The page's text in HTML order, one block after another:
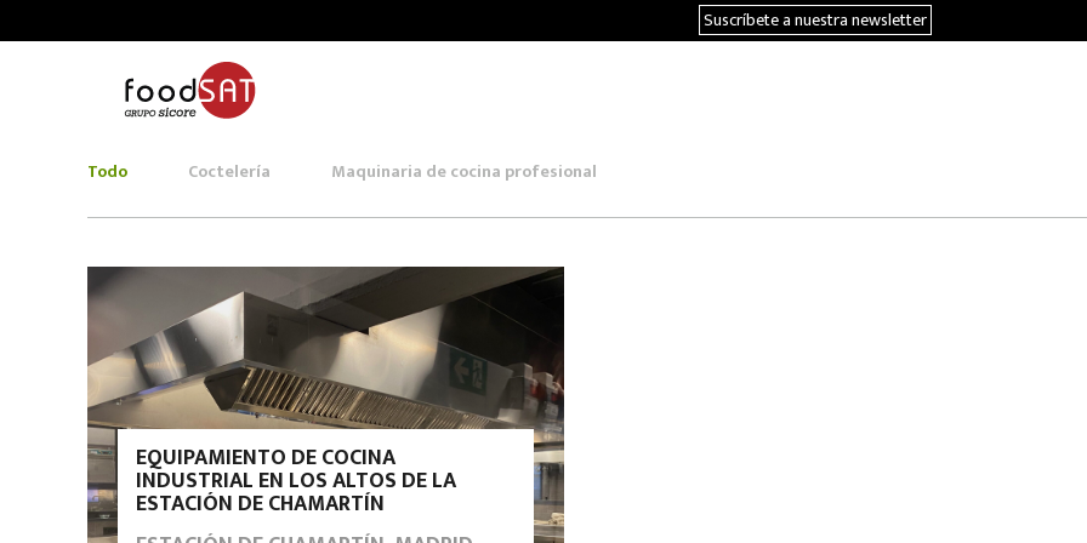
Suscríbete a nuestra newsletter
Todo Coctelería Maquinaria de cocina profesional
EQUIPAMIENTO DE COCINA
INDUSTRIAL EN LOS ALTOS DE LA
ESTACIÓN DE CHAMARTÍN